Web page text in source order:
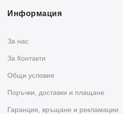
Информация
За нас
За Контакти
Общи условия
Поръчки, доставки и плащане
Гаранция, връщане и рекламации